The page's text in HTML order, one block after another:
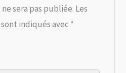
sera pas publiée. Les
indiqués avec *